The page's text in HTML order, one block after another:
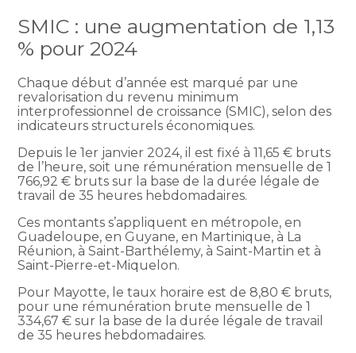
SMIC : une augmentation de 1,13
% pour 2024
Chaque début d’année est marqué par une
revalorisation du revenu minimum
interprofessionnel de croissance (SMIC), selon des
indicateurs structurels économiques.
Depuis le 1er janvier 2024, il est fixé à 11,65 € bruts
de l’heure, soit une rémunération mensuelle de 1
766,92 € bruts sur la base de la durée légale de
travail de 35 heures hebdomadaires.
Ces montants s’appliquent en métropole, en
Guadeloupe, en Guyane, en Martinique, à La
Réunion, à Saint-Barthélemy, à Saint-Martin et à
Saint-Pierre-et-Miquelon.
Pour Mayotte, le taux horaire est de 8,80 € bruts,
pour une rémunération brute mensuelle de 1
334,67 € sur la base de la durée légale de travail
de 35 heures hebdomadaires.